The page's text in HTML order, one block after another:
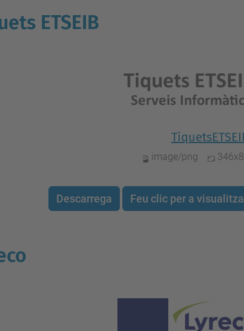
ETSEIB
image/png
Descarrega Feu clic per a